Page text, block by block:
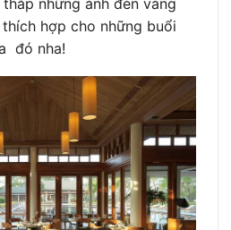
hợp cho những buổi
đó nha!